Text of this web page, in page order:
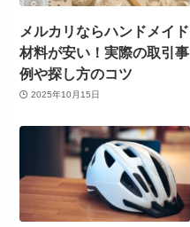
メルカリならハンドメイド
材料が安い！実際の取引事
例や探し方のコツ
2025年10月15日